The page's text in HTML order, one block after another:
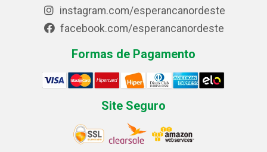
instagram.com/esperancanordeste
facebook.com/esperancanordeste
Formas de Pagamento
Site Seguro